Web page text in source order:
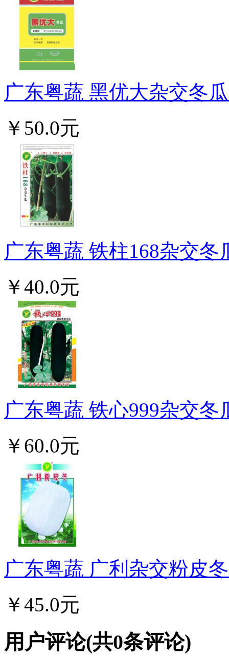
广东粤蔬 黑优大杂交冬
￥50.0元
广东粤蔬 铁柱168杂交
￥40.0元
广东粤蔬 铁心999杂交
￥60.0元
广东粤蔬 广利杂交粉皮
￥45.0元
用户评论(共0条评论)